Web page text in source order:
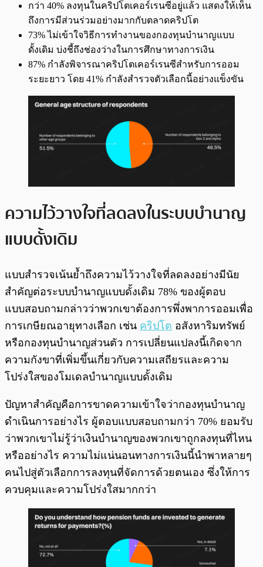
กว่า 40% ลงทุนในคริปโตเคอร์เรนซีอยู่แล้ว แสดงให้เห็น
ถึงการมีส่วนร่วมอย่างมากกับตลาดคริปโต
73% ไม่เข้าใจวิธีการทำงานของกองทุนบำนาญแบบ
ดั้งเดิม บ่งชี้ถึงช่องว่างในการศึกษาทางการเงิน
87% กำลังพิจารณาคริปโตเคอร์เรนซีสำหรับการออม
ระยะยาว โดย 41% กำลังสำรวจตัวเลือกนี้อย่างแข็งขัน
ความไว้วางใจที่ลดลงในระบบบำนาญ
แบบดั้งเดิม
แบบสำรวจเน้นย้ำถึงความไว้วางใจที่ลดลงอย่างมีนัย
สำคัญต่อระบบบำนาญแบบดั้งเดิม 78% ของผู้ตอบ
แบบสอบถามกล่าวว่าพวกเขาต้องการพึ่งพาการออมเพื่อ
การเกษียณอายุทางเลือก เช่น คริปโต อสังหาริมทรัพย์
หรือกองทุนบำนาญส่วนตัว การเปลี่ยนแปลงนี้เกิดจาก
ความกังขาที่เพิ่มขึ้นเกี่ยวกับความเสถียรและความ
โปร่งใสของโมเดลบำนาญแบบดั้งเดิม
ปัญหาสำคัญคือการขาดความเข้าใจว่ากองทุนบำนาญ
ดำเนินการอย่างไร ผู้ตอบแบบสอบถามกว่า 70% ยอมรับ
ว่าพวกเขาไม่รู้ว่าเงินบำนาญของพวกเขาถูกลงทุนที่ไหน
หรืออย่างไร ความไม่แน่นอนทางการเงินนี้นำพาหลายๆ
คนไปสู่ตัวเลือกการลงทุนที่จัดการด้วยตนเอง ซึ่งให้การ
ควบคุมและความโปร่งใสมากกว่า